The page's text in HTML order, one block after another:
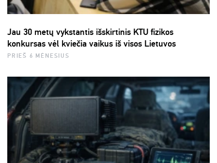
Jau 30 metų vykstantis išskirtinis KTU fizikos
konkursas vėl kviečia vaikus iš visos Lietuvos
PRIEŠ 6 MĖNESIUS